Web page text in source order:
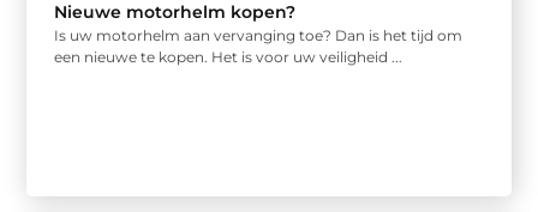
Nieuwe motorhelm kopen?
Is uw motorhelm aan vervanging toe? Dan is het tijd om
een nieuwe te kopen. Het is voor uw veiligheid ...